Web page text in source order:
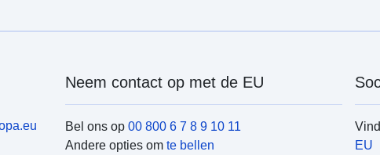
Neem contact op met de EU
Bel ons op 00 800 6 7 8 9 10 11
Andere opties om te bellen
EU